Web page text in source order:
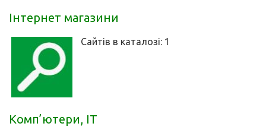
Інтернет магазини
Сайтів в каталозі: 1
Комп’ютери, ІТ